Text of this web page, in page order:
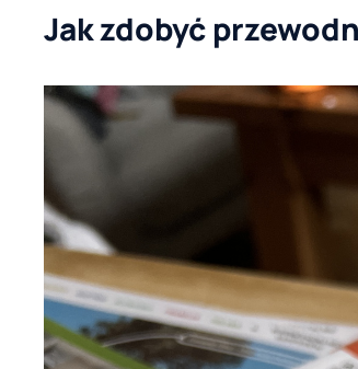
Jak zdobyć